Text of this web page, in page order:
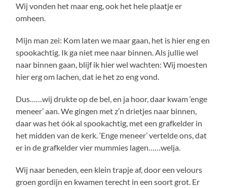
Wij vonden het maar eng, ook het hele plaatje er
omheen.
Mijn man zei: Kom laten we maar gaan, het is hier eng en
spookachtig. Ik ga niet mee naar binnen. Als jullie wel
naar binnen gaan, blijf ik hier wel wachten: Wij moesten
hier erg om lachen, dat ie het zo eng vond.
Dus……wij drukte op de bel, en ja hoor, daar kwam ‘enge
meneer’ aan. We gingen met z’n drietjes naar binnen,
daar was het óók al spookachtig, met een grafkelder in
het midden van de kerk. ‘Enge meneer’ vertelde ons, dat
er in de grafkelder vier mummies lagen……welja.
Wij naar beneden, een klein trapje af, door een velours
groen gordijn en kwamen terecht in een soort grot. Er